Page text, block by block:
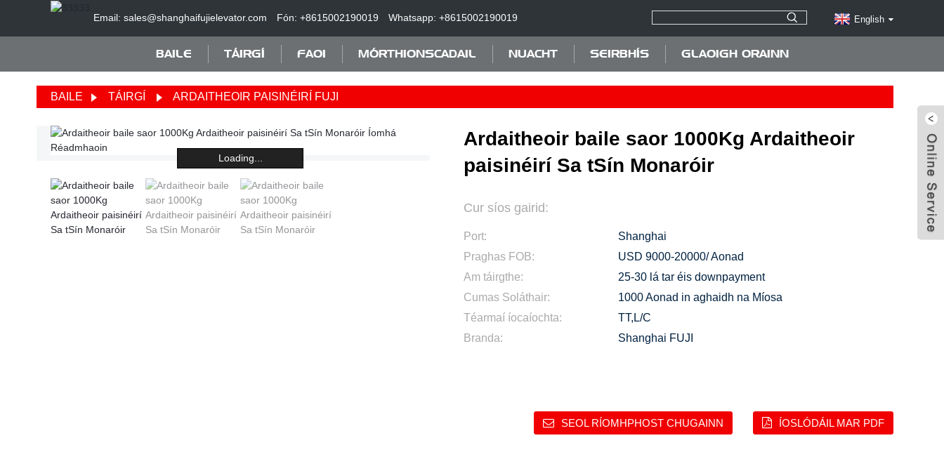
Email: sales@shanghaifujielevator.com Fón: +8615002190019 Whatsapp: +8615002190019 English
BAILE TÁIRGÍ FAOI MÓRTHIONSCADAIL NUACHT SEIRBHÍS GLAOIGH ORAINN
BAILE TÁIRGÍ ARDAITHEOIR PAISINÉIRÍ FUJI
Loading...
Ardaitheoir baile saor 1000Kg Ardaitheoir
paisinéirí Sa tSín Monaróir
Cur síos gairid:
Port:
Shanghai
Praghas FOB:
USD 9000-20000/ Aonad
Am táirgthe:
25-30 lá tar éis downpayment
Cumas Soláthair:
1000 Aonad in aghaidh na Míosa
Téarmaí íocaíochta:
TT,L/C
Branda:
Shanghai FUJI
SEOL RÍOMHPHOST CHUGAINN ÍOSLÓDÁIL MAR PDF